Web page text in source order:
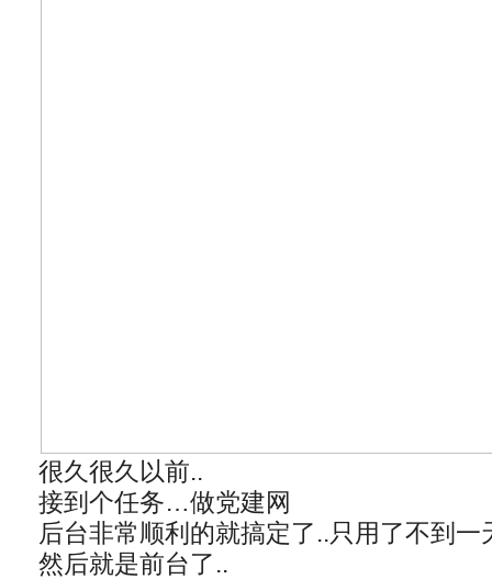
很久很久以前..
接到个任务…做党建网
后台非常顺利的就搞定了..只用了不到一
然后就是前台了..